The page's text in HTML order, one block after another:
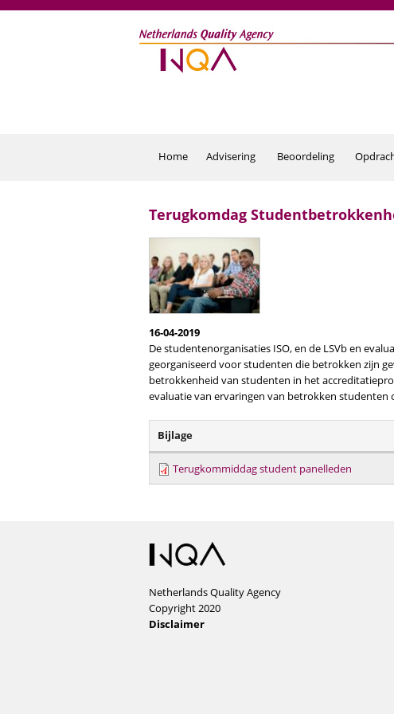
Overslaan en naar de inhoud gaan
Home Advisering Beoordeling
Terugkomdag
16-04-2019
De studentenorganisaties ISO, en de LSVb en
georganiseerd voor studenten die betrokken zijn
betrokkenheid van studenten in het
evaluatie van ervaringen van betrokken studenten
Bijlage
Terugkommiddag student panelleden
Netherlands Quality Agency
Copyright 2020
Disclaimer